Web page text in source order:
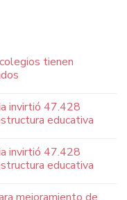
tienen
invirtió 47.428
educativa
invirtió 47.428
educativa
mejoramiento de